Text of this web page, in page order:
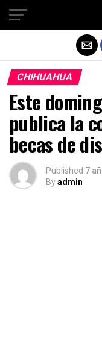
CHIHUAHUA
Este
publica la
becas de
Published 7
Byadmin